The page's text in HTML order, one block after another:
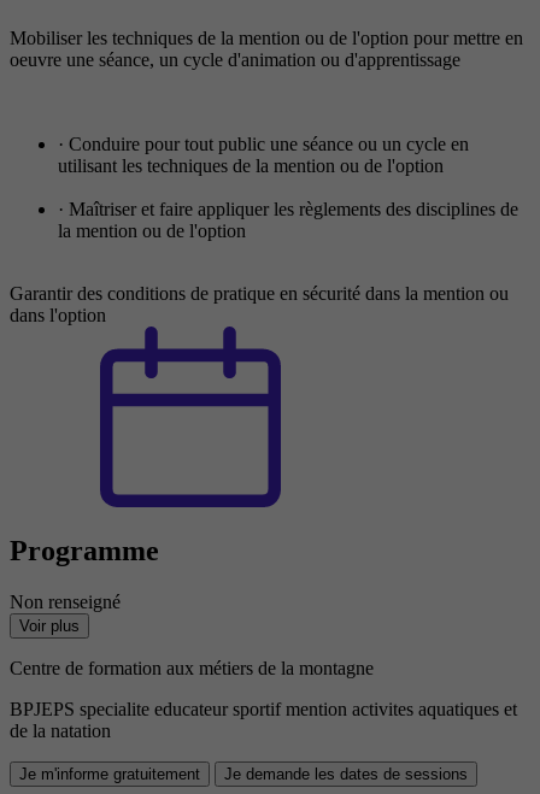
Mobiliser les techniques de la mention ou de l'option pour mettre en
oeuvre une séance, un cycle d'animation ou d'apprentissage
· Conduire pour tout public une séance ou un cycle en
utilisant les techniques de la mention ou de l'option
· Maîtriser et faire appliquer les règlements des disciplines de
la mention ou de l'option
Garantir des conditions de pratique en sécurité dans la mention ou
dans l'option
Programme
Non renseigné
Voir plus
Centre de formation aux métiers de la montagne
BPJEPS specialite educateur sportif mention activites aquatiques et
de la natation
Je m'informe gratuitement Je demande les dates de sessions